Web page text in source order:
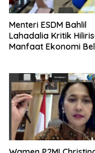
Menteri ESDM Bahlil
Lahadalia Kritik
Manfaat Ekonomi